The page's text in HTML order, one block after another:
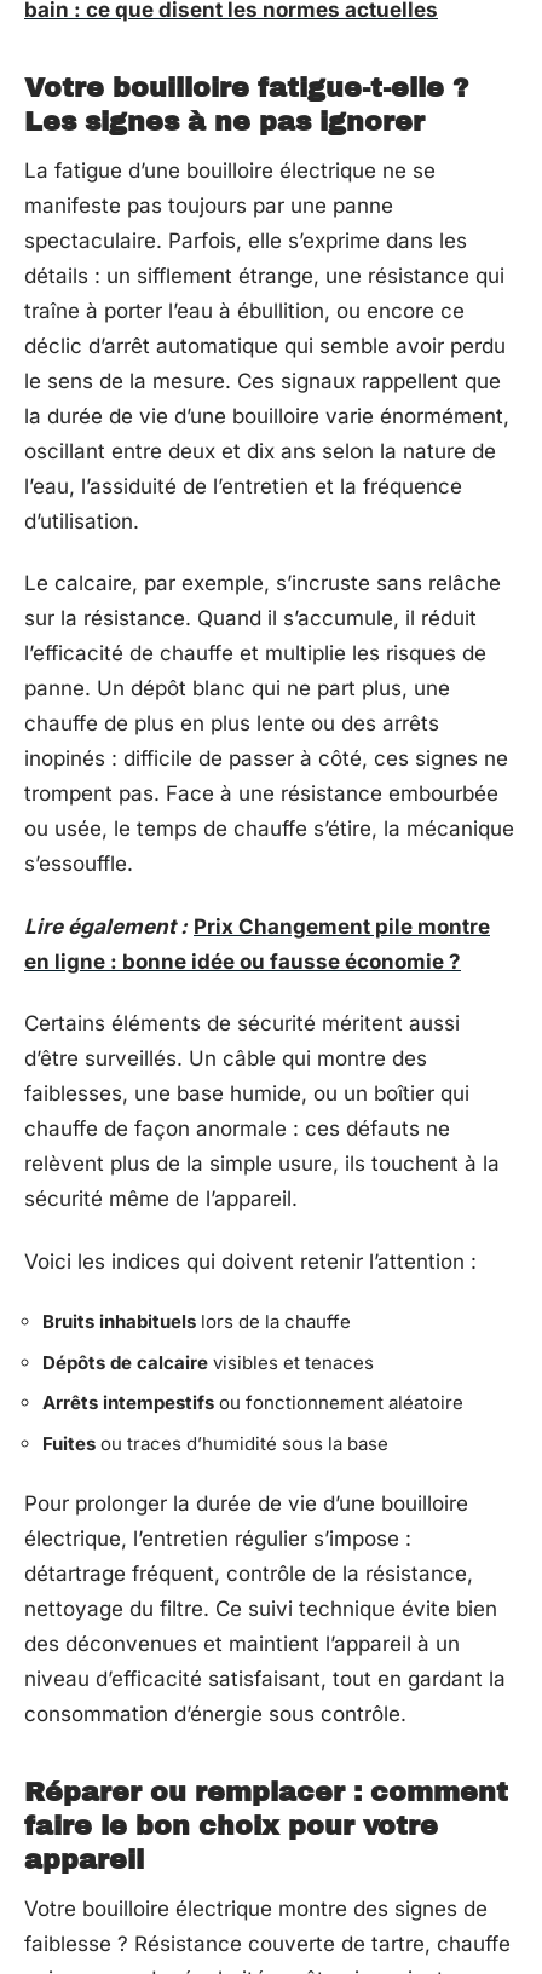
bain : ce que disent les normes actuelles
Votre bouilloire fatigue-t-elle ?
Les signes à ne pas ignorer
La fatigue d’une bouilloire électrique ne se
manifeste pas toujours par une panne
spectaculaire. Parfois, elle s’exprime dans les
détails : un sifflement étrange, une résistance qui
traîne à porter l’eau à ébullition, ou encore ce
déclic d’arrêt automatique qui semble avoir perdu
le sens de la mesure. Ces signaux rappellent que
la durée de vie d’une bouilloire varie énormément,
oscillant entre deux et dix ans selon la nature de
l’eau, l’assiduité de l’entretien et la fréquence
d’utilisation.
Le calcaire, par exemple, s’incruste sans relâche
sur la résistance. Quand il s’accumule, il réduit
l’efficacité de chauffe et multiplie les risques de
panne. Un dépôt blanc qui ne part plus, une
chauffe de plus en plus lente ou des arrêts
inopinés : difficile de passer à côté, ces signes ne
trompent pas. Face à une résistance embourbée
ou usée, le temps de chauffe s’étire, la mécanique
s’essouffle.
Lire également : Prix Changement pile montre
en ligne : bonne idée ou fausse économie ?
Certains éléments de sécurité méritent aussi
d’être surveillés. Un câble qui montre des
faiblesses, une base humide, ou un boîtier qui
chauffe de façon anormale : ces défauts ne
relèvent plus de la simple usure, ils touchent à la
sécurité même de l’appareil.
Voici les indices qui doivent retenir l’attention :
Bruits inhabituels lors de la chauffe
Dépôts de calcaire visibles et tenaces
Arrêts intempestifs ou fonctionnement aléatoire
Fuites ou traces d’humidité sous la base
Pour prolonger la durée de vie d’une bouilloire
électrique, l’entretien régulier s’impose :
détartrage fréquent, contrôle de la résistance,
nettoyage du filtre. Ce suivi technique évite bien
des déconvenues et maintient l’appareil à un
niveau d’efficacité satisfaisant, tout en gardant la
consommation d’énergie sous contrôle.
Réparer ou remplacer : comment
faire le bon choix pour votre
appareil
Votre bouilloire électrique montre des signes de
faiblesse ? Résistance couverte de tartre, chauffe